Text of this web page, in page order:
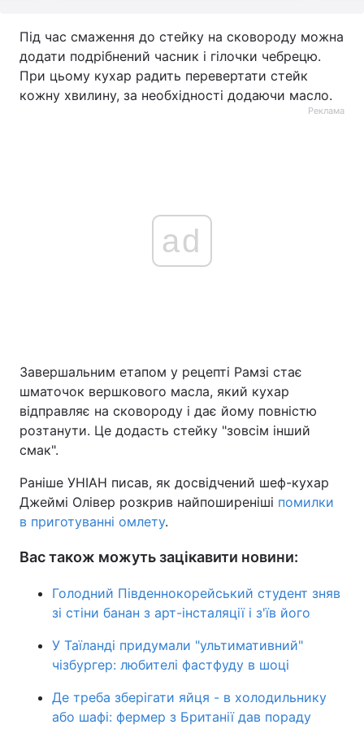
Під час смаження до стейку на сковороду можна
додати подрібнений часник і гілочки чебрецю.
При цьому кухар радить перевертати стейк
кожну хвилину, за необхідності додаючи масло.
Реклама
ad
Завершальним етапом у рецепті Рамзі стає
шматочок вершкового масла, який кухар
відправляє на сковороду і дає йому повністю
розтанути. Це додасть стейку "зовсім інший
смак".
Раніше УНІАН писав, як досвідчений шеф-кухар
Джеймі Олівер розкрив найпоширеніші помилки
в приготуванні омлету.
Вас також можуть зацікавити новини:
Голодний Південнокорейський студент зняв
зі стіни банан з арт-інсталяції і з'їв його
У Таїланді придумали "ультимативний"
чізбургер: любителі фастфуду в шоці
Де треба зберігати яйця - в холодильнику
або шафі: фермер з Британії дав пораду